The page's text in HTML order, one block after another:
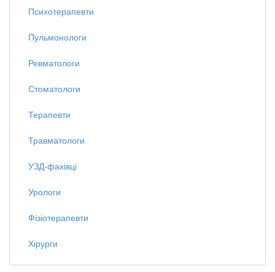
Психотерапевти
Пульмонологи
Ревматологи
Стоматологи
Терапевти
Травматологи
УЗД-фахівці
Урологи
Фізіотерапевти
Хірурги